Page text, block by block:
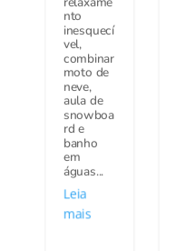
nto
inesquecí
vel,
combinar
moto de
neve,
aula de
snowboa
rd e
banho
em
águas...
Leia
mais